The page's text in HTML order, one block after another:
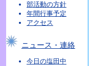
部活動の方針
年間行事予定
アクセス
ニュース・連絡
今日の塩田中